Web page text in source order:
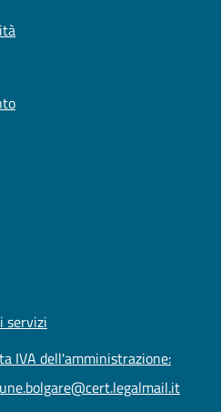
servizi
IVA dell'amministrazione: